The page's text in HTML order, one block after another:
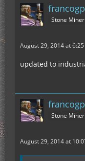
francogp
Stone Miner
August 29, 2014 at 6:25
updated to
francogp
Stone Miner
August 29, 2014 at